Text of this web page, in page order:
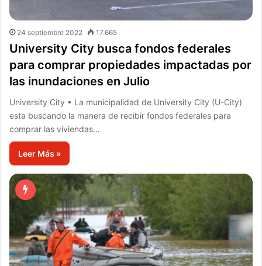
24 septiembre 2022 17.665
University City busca fondos federales
para comprar propiedades impactadas por
las inundaciones en Julio
University City • La municipalidad de University City (U-City)
esta buscando la manera de recibir fondos federales para
comprar las viviendas…
Leer Más »